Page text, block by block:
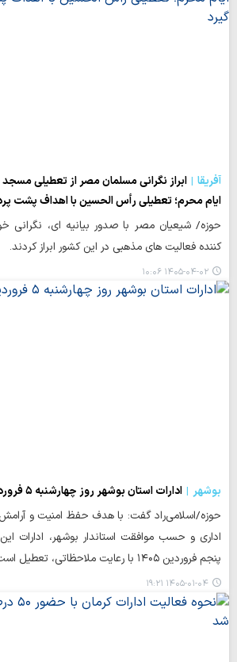
آفریقا
ابراز نگرانی مسلمان مصر از تعطیلی
ایام محرم؛ تعطیلی رأس الحسین با اهداف پشت
حوزه/ شیعیان مصر با صدور بیانیه ای، نگرانی
کننده فعالیت های مذهبی در این کشور ابراز کردند.
۱۴۰۵-۰۴-۰۲ ۱۰:۰۶
بوشهر
ادارات استان بوشهر روز چهارشنبه ۵ فروردین تعطیل شد
حوزه/اسلامی‌راد گفت: با هدف حفظ امنیت و آرامش
اداری و حسب موافقت استاندار بوشهر، ادارات
پنجم فروردین ۱۴۰۵ با رعایت ملاحظاتی، تعطیل است.
۱۴۰۵-۰۱-۰۴ ۱۹:۲۱